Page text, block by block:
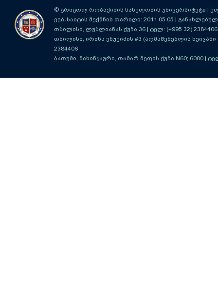
© გრიგოლ რობაქიძის სახელობის უნივერსიტეტი |
ვებ-საიტის შექმნის თარიღი: 2011.05.05 |
თბილისი, ლუბლიანას ქუჩა 36 | ტელ: (+995 32)
თბილისი, ირინა ენუქიძის #3 (აღმაშენებლის ხეივანი
2384406
ბათუმი, მახინჯაური, თამარ მეფის ქუჩა N60; 6000 |